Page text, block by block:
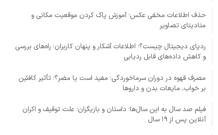
حذف اطلاعات مخفی عکس؛ آموزش پاک کردن موقعیت مکانی و
متادیتای تصاویر
ردپای دیجیتال چیست؟؛ اطلاعات آشکار و پنهان کاربران؛ راه‌های بررسی
و کاهش داده‌های قابل ردیابی
مصرف قهوه در دوران سرماخوردگی؛ مفید است یا مضر؟؛ تأثیر کافئین
بر خواب، مایعات بدن و داروها
فیلم صد سال به این سال‌ها؛ داستان و بازیگران؛ علت توقیف و اکران
آنلاین پس از ۱۹ سال